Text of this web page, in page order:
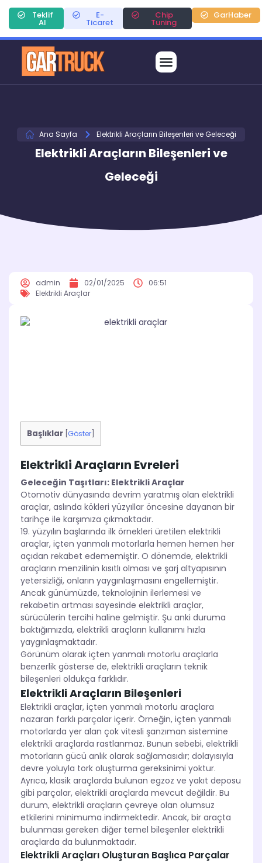
Teklif
Al
E-
Ticaret
Chip
Tuning
GarHaber
Ana Sayfa Elektrikli Araçların Bileşenleri ve Geleceği
Elektrikli Araçların Bileşenleri ve
Geleceği
admin 02/01/2025
06:51
Elektrikli Araçlar
Başlıklar Göster
Elektrikli Araçların Evreleri
Geleceğin Taşıtları: Elektrikli Araçlar
Otomotiv dünyasında devrim yaratmış olan elektrikli
araçlar, aslında kökleri yüzyıllar öncesine dayanan bir
tarihçe ile karşımıza çıkmaktadır.
19. yüzyılın başlarında ilk örnekleri üretilen elektrikli
araçlar, içten yanmalı motorlarla hemen hemen her
açıdan rekabet edememiştir. O dönemde, elektrikli
araçların menzilinin kısıtlı olması ve şarj altyapısının
yetersizliği, onların yaygınlaşmasını engellemiştir.
Ancak günümüzde, teknolojinin ilerlemesi ve
rekabetin artması sayesinde elektrikli araçlar,
sürücülerin tercihi haline gelmiştir. Şu anki duruma
baktığımızda, elektrikli araçların kullanımı hızla
yaygınlaşmaktadır.
Görünüm olarak içten yanmalı motorlu araçlarla
benzerlik gösterse de, elektrikli araçların teknik
bileşenleri oldukça farklıdır.
Elektrikli Araçların Bileşenleri
Elektrikli araçlar, içten yanmalı motorlu araçlara
nazaran farklı parçalar içerir. Örneğin, içten yanmalı
motorlarda yer alan çok vitesli şanzıman sistemine
elektrikli araçlarda rastlanmaz. Bunun sebebi, elektrikli
motorların gücü anlık olarak sağlamasıdır; dolayısıyla
devre yoluyla tork oluşturma gereksinimi yoktur.
Ayrıca, klasik araçlarda bulunan egzoz ve yakıt deposu
gibi parçalar, elektrikli araçlarda mevcut değildir. Bu
durum, elektrikli araçların çevreye olan olumsuz
etkilerini minimuma indirmektedir. Ancak, bir araçta
bulunması gereken diğer temel bileşenler elektrikli
araçlarda da bulunmaktadır.
Elektrikli Araçları Oluşturan Başlıca Parçalar